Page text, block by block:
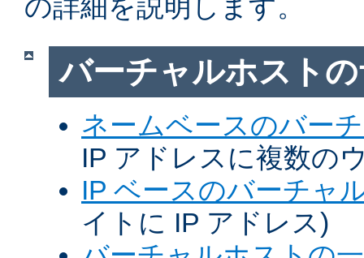
の詳細を説明します。
バーチャルホスト
ネームベースのバー
IP アドレスに複数の
IP ベースのバーチャ
イトに IP アドレス)